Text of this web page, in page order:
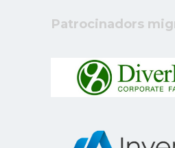
Patrocinadors